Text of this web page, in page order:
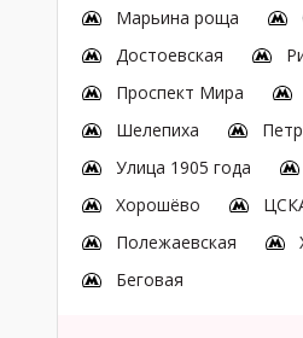
Марьина роща
Достоевская
Проспект Мира
Шелепиха
Улица 1905 года
Хорошёво
Полежаевская
Беговая